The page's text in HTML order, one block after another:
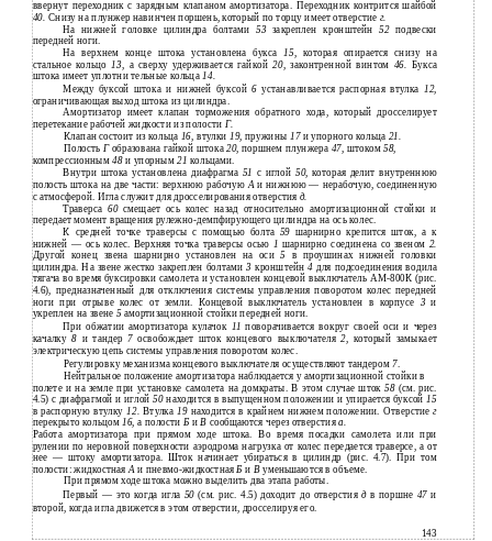
ввернут переходник с зарядным клапаном амортизатора. Переходник контрится шайбой
40. Снизу на плунжер навинчен поршень, который по торцу имеет отверстие г.
На нижней головке цилиндра болтами 53 закреплен кронштейн52подвески
передней ноги.
На верхнем конце штока установлена букса15,которая опирается снизу на
стальное кольцо 13, а сверху удерживается гайкой20,законтренной винтом 46. Букса
штока имеет уплотни тельные кольца14.
Между буксой штока и нижней буксой6устанавливается распорная втулка 12,
ограничивающая выход штока из цилиндра.
Амортизатор имеет клапан торможения обратного хода, который дросселирует
перетекание рабочей жидкости из полости Г.
Клапан состоит из кольца 16, втулки 19,пружины 17и упорного кольца 21.
Полость Гобразована гайкой штока20,поршнем плунжера 47, штоком58,
компрессионным48и упорным21 кольцами.
Внутри штока установлена диафрагма 51 с иглой 50,которая делит внутреннюю
полость штока на две части: верхнюю рабочую Аи нижнюю — нерабочую, соединенную
с атмосферой. Игла служит для дросселирования отверстия д.
Траверса60смещает ось колес назад относительно амортизационной стойки и
передает момент вращения рулежно-демпфирующего цилиндра на ось колес.
К средней точке траверсы с помощью болта 59 шарнирно крепится шток, а к
нижней — ось колес. Верхняя точка траверсы осью 1 шарнирно соединена со звеном 2.
Другой конец звена шарнирно установлен на оси5 в проушинах нижней головки
цилиндра. На звене жестко закреплен болтами3 кронштейн4 для подсоединения водила
тягача во время буксировки самолета и установлен концевой выключатель АМ-800К (рис.
4.6), предназначенный для отключения системы управления поворотом колес передней
ноги при отрыве колес от земли. Концевой выключатель установлен в корпусе 3и
укреплен на звене 5амортизационной стойки передней ноги.
При обжатии амортизатора кулачок 11поворачивается вокруг своей оси и через
качалку8 и тандер7освобождает шток концевого выключателя2, который замыкает
электрическую цепь системы управления поворотом колес.
Регулировку механизма концевого выключателя осуществляют тандером 7.
Нейтральное положение амортизатора наблюдается у амортизационной стойки в
полете и на земле при установке самолета на домкраты. В этом случае шток58 (см. рис.
4.5) с диафрагмой и иглой50находится в выпущенном положении и упирается буксой15
в распорную втулку 12. Втулка 19 находится в крайнем нижнем положении. Отверстиег
перекрыто кольцом16,а полостиБ иВ сообщаются через отверстияа.
Работа амортизатора при прямом ходе штока. Во время посадки самолета или при
рулении по неровной поверхности аэродрома нагрузка от колес передается траверсе, а от
нее — штоку амортизатора. Шток начинает убираться в цилиндр (рис. 4.7). При том
полости: жидкостнаяАи пневмо-жидкостнаяБи Вуменьшаются в объеме.
При прямом ходе штока можно выделить два этапа работы.
Первый — это когда игла 50(см. рис. 4.5) доходит до отверстиядв поршне 47и
второй, когда игла движется в этом отверстии, дросселируя его.
143